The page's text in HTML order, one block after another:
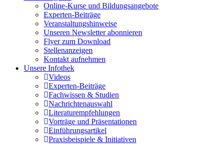
Online-Kurse und Bildungsangebote
Experten-Beiträge
Veranstaltungshinweise
Unseren Newsletter abonnieren
Flyer zum Download
Stellenanzeigen
Kontakt aufnehmen
Unsere Infothek
Videos
Experten-Beiträge
Fachwissen & Studien
Nachrichtenauswahl
Literaturempfehlungen
Vorträge und Präsentationen
Einführungsartikel
Praxisbeispiele & Initiativen